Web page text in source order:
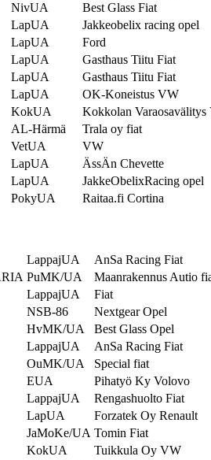
NivUA
Best Glass Fiat
LapUA
Jakkeobelix racing opel
LapUA
Ford
LapUA
Gasthaus Tiitu Fiat
LapUA
Gasthaus Tiitu Fiat
LapUA
OK-Koneistus VW
KokUA
Kokkolan
AL-Härmä
Trala oy fiat
VetUA
VW
LapUA
ÄssÄn Chevette
LapUA
JakkeObelixRacing opel
PokyUA
Raitaa.fi Cortina
LappajUA
AnSa Racing Fiat
PuMK/UA
Maanrakennus Autio
LappajUA
Fiat
NSB-86
Nextgear Opel
HvMK/UA
Best Glass Opel
LappajUA
AnSa Racing Fiat
OuMK/UA
Special fiat
EUA
Pihatyö Ky Volovo
LappajUA
Rengashuolto Fiat
LapUA
Forzatek Oy Renault
JaMoKe/UA Tomin Fiat
KokUA
Tuikkula Oy VW